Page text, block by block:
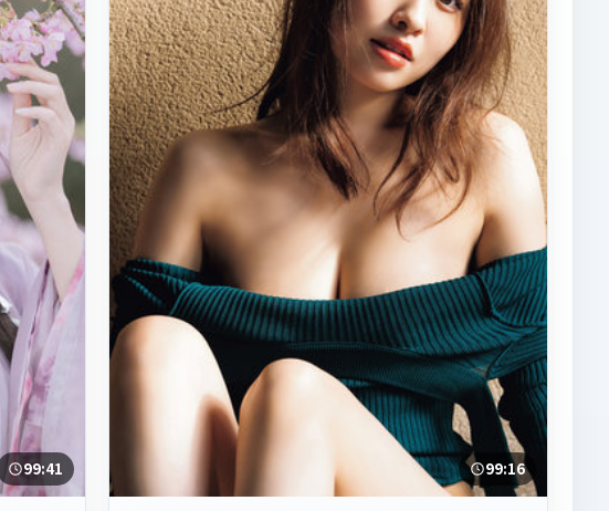
99:41 99:16